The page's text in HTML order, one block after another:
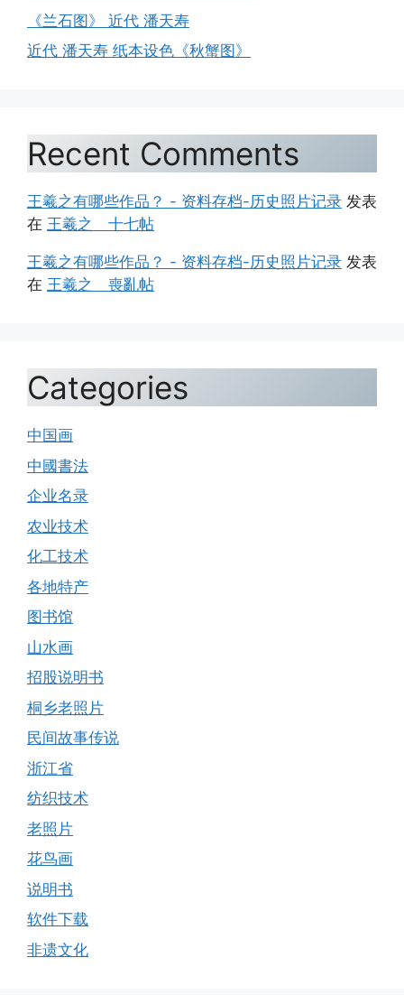
《兰石图》 近代 潘天寿
近代 潘天寿 纸本设色《秋蟹图》
Recent Comments
王羲之有哪些作品？ - 资料存档-历史照片记录 发表
在 王羲之 十七帖
王羲之有哪些作品？ - 资料存档-历史照片记录 发表
在 王羲之 喪亂帖
Categories
中国画
中國書法
企业名录
农业技术
化工技术
各地特产
图书馆
山水画
招股说明书
桐乡老照片
民间故事传说
浙江省
纺织技术
老照片
花鸟画
说明书
软件下载
非遗文化